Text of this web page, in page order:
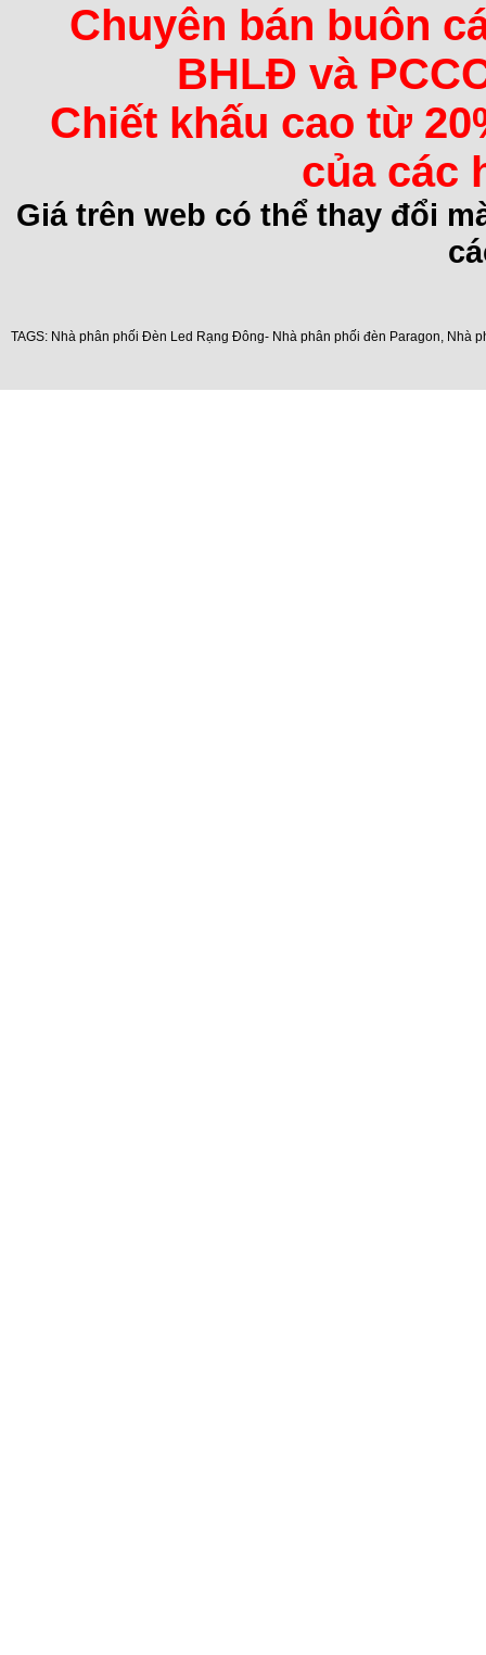
Chuyên bán buôn
BHLĐ và
Chiết khấu cao từ
của các
Giá trên web có thể thay đổi
TAGS: Nhà phân phối Đèn Led Rạng Đông- Nhà phân phối đèn Paragon, Nhà